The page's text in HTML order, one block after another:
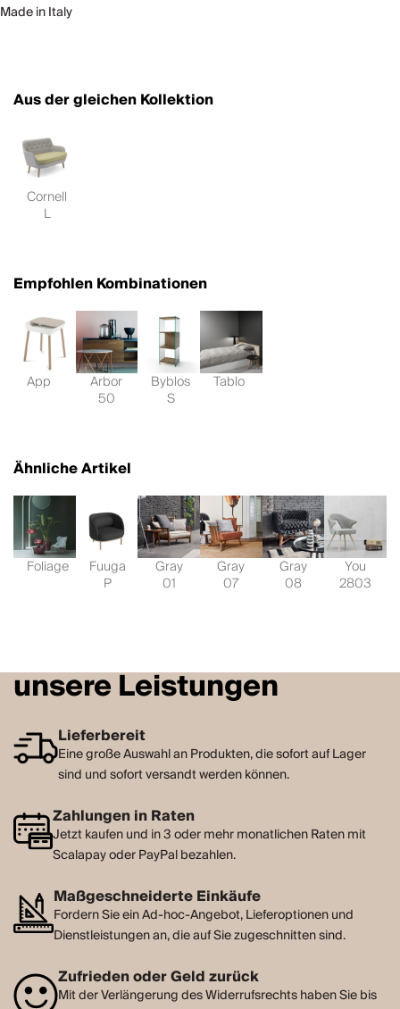
Made in Italy
Aus der gleichen Kollektion
Cornell
L
Empfohlen Kombinationen
App Arbor
50
Byblos
S
Tablo
Ähnliche Artikel
Foliage Fuuga
P
Gray
01
Gray
07
Gray
08
You
2803
unsere Leistungen
Lieferbereit
Eine große Auswahl an Produkten, die sofort auf Lager
sind und sofort versandt werden können.
Zahlungen in Raten
Jetzt kaufen und in 3 oder mehr monatlichen Raten mit
Scalapay oder PayPal bezahlen.
Maßgeschneiderte Einkäufe
Fordern Sie ein Ad-hoc-Angebot, Lieferoptionen und
Dienstleistungen an, die auf Sie zugeschnitten sind.
Zufrieden oder Geld zurück
Mit der Verlängerung des Widerrufsrechts haben Sie bis